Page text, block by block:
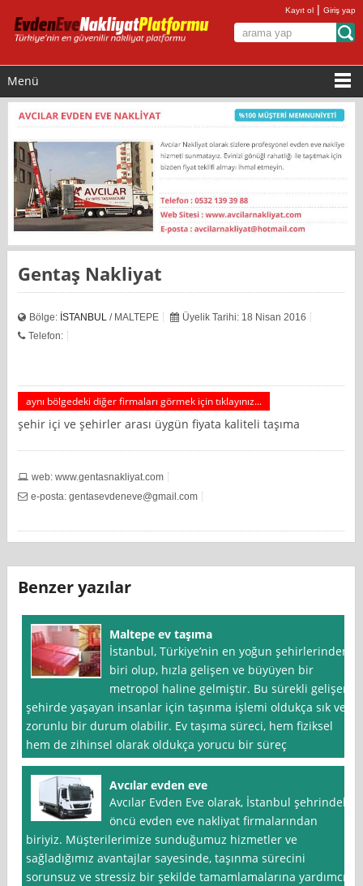
Kayıt ol |Giriş yap
Menü
Gentaş Nakliyat
Bölge: İSTANBUL / MALTEPE
Üyelik Tarihi: 18 Nisan 2016
Telefon:
aynı bölgedeki diğer firmaları görmek için tıklayınız...
şehir içi ve şehirler arası üygün fiyata kaliteli taşıma
web: www.gentasnakliyat.com
e-posta:gentasevdeneve@gmail.com
Benzer yazılar
Maltepe ev taşıma
İstanbul, Türkiye’nin en yoğun şehirlerinden
biri olup, hızla gelişen ve büyüyen bir
metropol haline gelmiştir. Bu sürekli gelişen
şehirde yaşayan insanlar için taşınma işlemi oldukça sık ve
zorunlu bir durum olabilir. Ev taşıma süreci, hem fiziksel
hem de zihinsel olarak oldukça yorucu bir süreç
Avcılar evden eve
Avcılar Evden Eve olarak, İstanbul şehrindeki
öncü evden eve nakliyat firmalarından
biriyiz. Müşterilerimize sunduğumuz hizmetler ve
sağladığımız avantajlar sayesinde, taşınma sürecini
sorunsuz ve stressiz bir şekilde tamamlamalarına yardımcı